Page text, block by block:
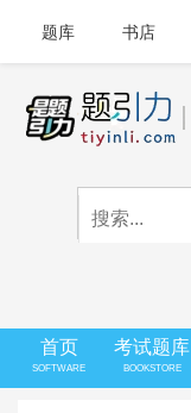
题库 书店
APP下载
首页
SOFTWARE
考试题库
BOOKSTORE